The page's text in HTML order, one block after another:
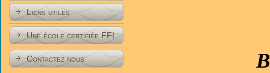
Liens utiles
Une école certifiée FFI
Contactez nous